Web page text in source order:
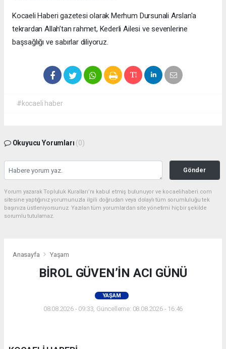
Kocaeli Haberi gazetesi olarak Merhum Dursunali Arslan'a
tekrardan Allah’tan rahmet, Kederli Ailesi ve sevenlerine
başsağlığı ve sabırlar diliyoruz.
#kocaeli haber
Okuyucu Yorumları (0)
Gönder
Yorum yazarak Topluluk Kuralları’nı kabul etmiş bulunuyor ve kocaelihaberi.com
sitesine yaptığınız yorumunuzla ilgili doğrudan veya dolaylı tüm sorumluluğu tek
başınıza üstleniyorsunuz. Yazılan tüm yorumlardan site yönetimi hiçbir şekilde
sorumlu tutulamaz.
Anasayfa Yaşam
BİROL GÜVEN’İN ACI GÜNÜ
YAŞAM
08.08.2026 - 09:33, Güncelleme: 08.08.2026 - 16:46